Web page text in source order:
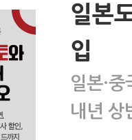
일본
입
일본·중
내년 상